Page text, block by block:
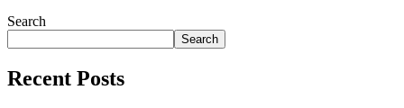
Search
Search
Recent Posts